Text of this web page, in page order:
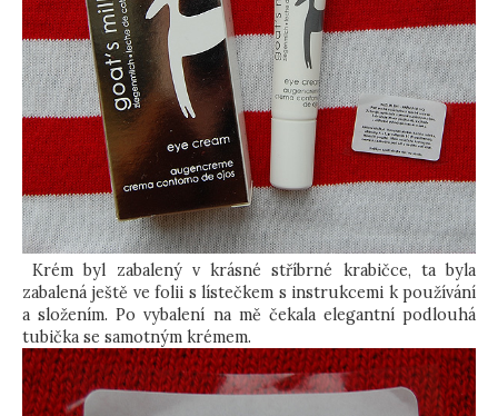
Krém byl zabalený v krásné stříbrné krabičce, ta byla
zabalená ještě ve folii s lístečkem s instrukcemi k používání
a složením. Po vybalení na mě čekala elegantní podlouhá
tubička se samotným krémem.